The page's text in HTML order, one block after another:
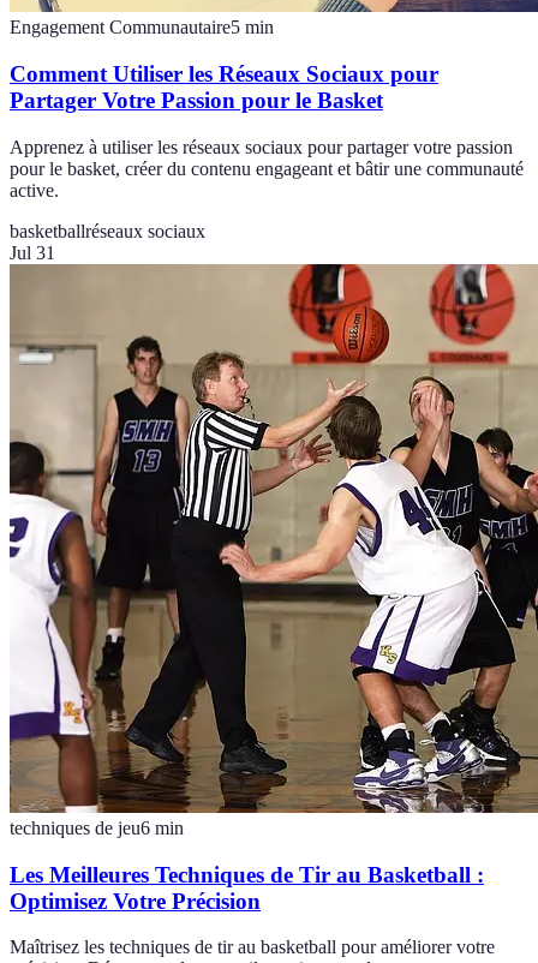
Engagement Communautaire5 min
Comment Utiliser les Réseaux Sociaux pour
Partager Votre Passion pour le Basket
Apprenez à utiliser les réseaux sociaux pour partager votre passion
pour le basket, créer du contenu engageant et bâtir une communauté
active.
basketballréseaux sociaux
Jul 31
techniques de jeu6 min
Les Meilleures Techniques de Tir au Basketball :
Optimisez Votre Précision
Maîtrisez les techniques de tir au basketball pour améliorer votre